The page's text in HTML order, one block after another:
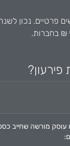
עוסק מורשה שחייב